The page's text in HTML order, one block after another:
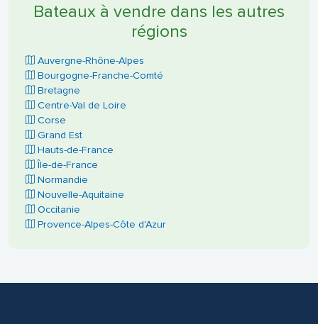
Bateaux à vendre dans les autres
régions
Auvergne-Rhône-Alpes
Bourgogne-Franche-Comté
Bretagne
Centre-Val de Loire
Corse
Grand Est
Hauts-de-France
Île-de-France
Normandie
Nouvelle-Aquitaine
Occitanie
Provence-Alpes-Côte d'Azur